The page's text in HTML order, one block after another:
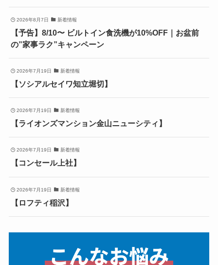
2026年8月7日 新着情報
【予告】8/10〜 ビルトイン食洗機が10%OFF｜お盆前
の”家事ラク”キャンペーン
2026年7月19日 新着情報
【ソシアルセイワ知立堀切】
2026年7月19日 新着情報
【ライオンズマンション金山ニューシティ】
2026年7月19日 新着情報
【コンセール上社】
2026年7月19日 新着情報
【ロフティ稲沢】